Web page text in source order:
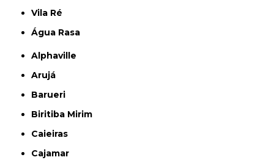
Vila Ré
Água Rasa
Alphaville
Arujá
Barueri
Biritiba Mirim
Caieiras
Cajamar